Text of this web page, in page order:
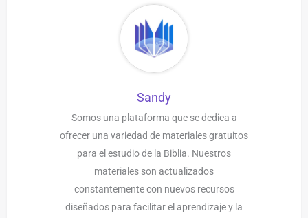
Sandy
Somos una plataforma que se dedica a
ofrecer una variedad de materiales gratuitos
para el estudio de la Biblia. Nuestros
materiales son actualizados
constantemente con nuevos recursos
diseñados para facilitar el aprendizaje y la